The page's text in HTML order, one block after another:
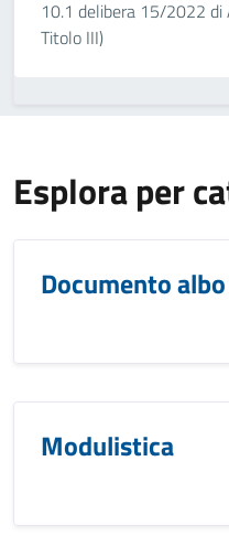
10.1 delibera 15/2022
Titolo III)
Esplora per
Documento
Modulistica